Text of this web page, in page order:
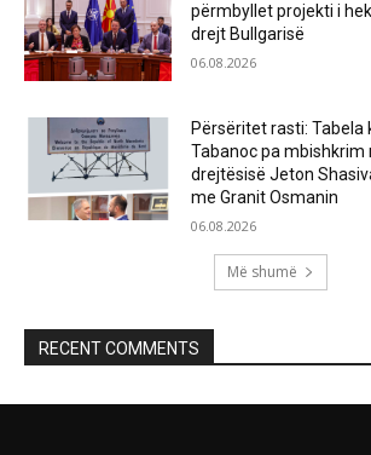
përmbyllet projekti i
drejt Bullgarisë
06.08.2026
Përsëritet rasti: Tabela
Tabanoc pa mbishkrim
drejtësisë Jeton
me Granit Osmanin
06.08.2026
Më shumë
RECENT COMMENTS